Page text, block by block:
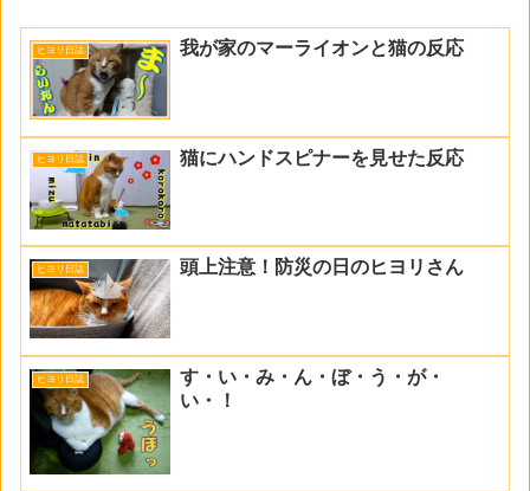
ヒヨリ日誌 我が家のマーライオンと猫の反応
ヒヨリ日誌 猫にハンドスピナーを見せた反応
ヒヨリ日誌 頭上注意！防災の日のヒヨリさん
ヒヨリ日誌
す・い・み・ん・ぼ・う・が・
い・！